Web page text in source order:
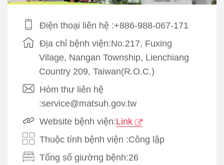
Điện thoại liên hệ :+886-988-067-171
Địa chỉ bệnh viện:No.217, Fuxing
Vilage, Nangan Township, Lienchiang
Country 209, Taiwan(R.O.C.)
Hòm thư liên hệ
:service@matsuh.gov.tw
Website bệnh viện:Link
Thuộc tính bệnh viện :Công lập
Tổng số giường bệnh:26